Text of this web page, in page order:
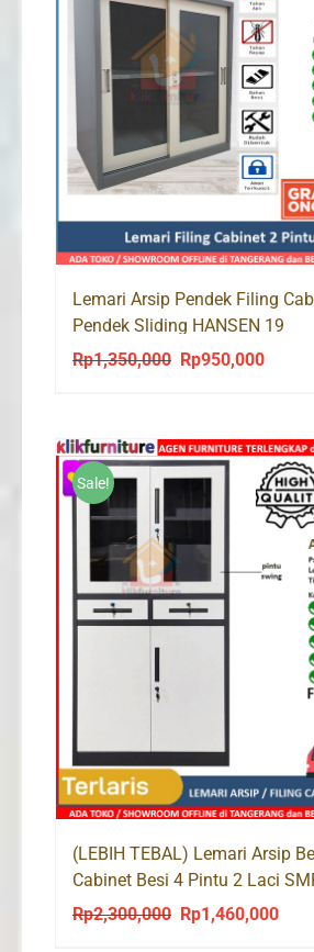
Lemari Arsip Pendek Filing
Pendek Sliding HANSEN 19
Rp1,350,000
Original
Rp1,350,000.
Rp950,000Current
Sale!
(LEBIH TEBAL) Lemari Arsip
Cabinet Besi 4 Pintu 2 Laci
Rp2,300,000
Original
Rp1,460,000